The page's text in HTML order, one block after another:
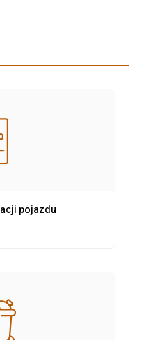
pojazdu